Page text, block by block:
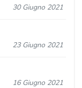
30 Giugno 2021
23 Giugno 2021
16 Giugno 2021